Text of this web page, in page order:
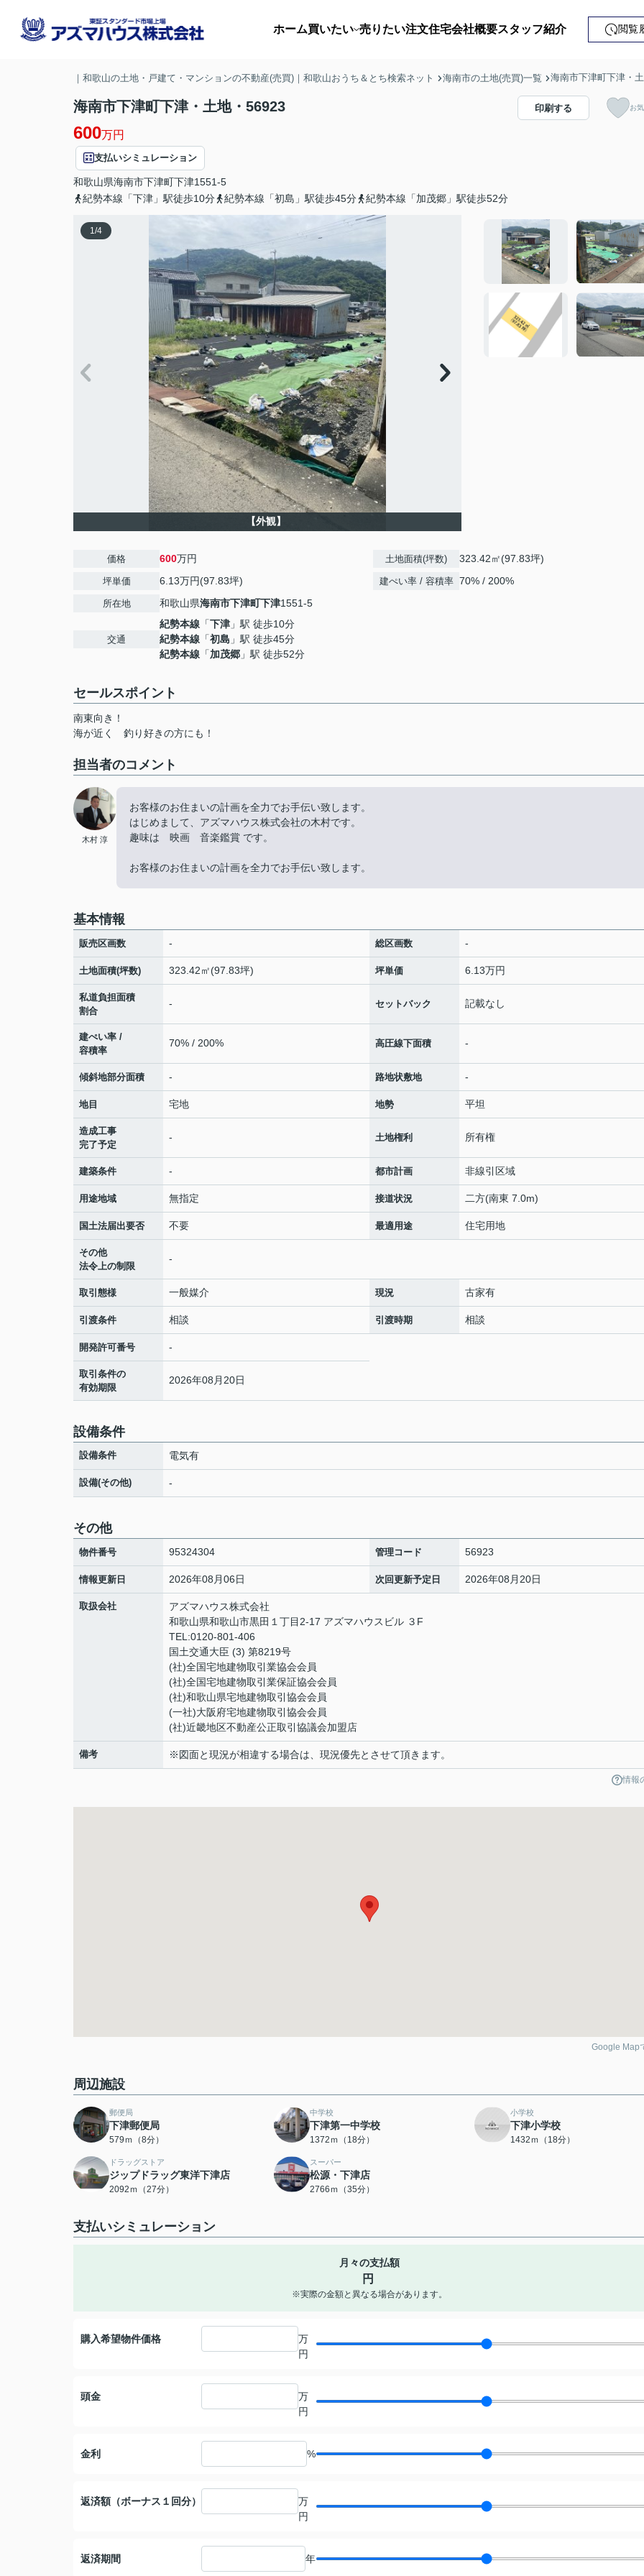
ホーム買いたい 売りたい注文住宅会社概要スタッフ紹介 閲覧
｜和歌山の土地・戸建て・マンションの不動産(売買)｜和歌山おうち＆とち検索ネット 海南市の土地(売買)一覧 海南市下津町下津・
海南市下津町下津・土地・56923
600万円
支払いシミュレーション
和歌山県海南市下津町下津1551-5
紀勢本線「下津」駅徒歩10分
紀勢本線「初島」駅徒歩45分 紀勢本線「加茂郷」駅徒歩52分
印刷する お
1 /4
【外観】
価格 600万円
坪単価 6.13万円(97.83坪)
所在地 和歌山県海南市下津町下津1551-5
交通
紀勢本線 「下津 」駅 徒歩10分
紀勢本線 「初島 」駅 徒歩45分
紀勢本線 「加茂郷 」駅 徒歩52分
土地面積(坪数) 323.42㎡(97.83坪)
建ぺい率 / 容積率 70% / 200%
セールスポイント
南東向き！
海が近く 釣り好きの方にも！
担当者のコメント
木村 淳
お客様のお住まいの計画を全力でお手伝い致します。
はじめまして、アズマハウス株式会社の木村です。
趣味は 映画 音楽鑑賞 です。
お客様のお住まいの計画を全力でお手伝い致します。
基本情報
販売区画数 - 総区画数 -
土地面積(坪数) 323.42㎡(97.83坪) 坪単価 6.13万円
私道負担面積
割合
- セットバック 記載なし
建ぺい率 /
容積率
70% / 200% 高圧線下面積 -
傾斜地部分面積 - 路地状敷地 -
地目 宅地 地勢 平坦
造成工事
完了予定
- 土地権利 所有権
建築条件 - 都市計画 非線引区域
用途地域 無指定 接道状況 二方(南東 7.0m)
国土法届出要否 不要 最適用途 住宅用地
その他
法令上の制限
-
取引態様 一般媒介 現況 古家有
引渡条件 相談 引渡時期 相談
開発許可番号 -
取引条件の
有効期限
2026年08月20日
設備条件
設備条件 電気有
設備(その他) -
その他
物件番号 95324304 管理コード 56923
情報更新日 2026年08月06日 次回更新予定日 2026年08月20日
取扱会社
アズマハウス株式会社
和歌山県和歌山市黒田１丁目2-17 アズマハウスビル ３F
TEL:0120-801-406
国土交通大臣 (3) 第8219号
(社)全国宅地建物取引業協会会員
(社)全国宅地建物取引業保証協会会員
(社)和歌山県宅地建物取引協会会員
(一社)大阪府宅地建物取引協会会員
(社)近畿地区不動産公正取引協議会加盟店
備考 ※図面と現況が相違する場合は、現況優先とさせて頂きます。
情報
Google Map
周辺施設
郵便局
下津郵便局
579ｍ（8分）
中学校
下津第一中学校
1372ｍ（18分）
小学校
下津小学校
1432ｍ（18分）
ドラッグストア
ジップドラッグ東洋下津店
2092ｍ（27分）
スーパー
松源・下津店
2766ｍ（35分）
支払いシミュレーション
月々の支払額
円
※実際の金額と異なる場合があります。
購入希望物件価格
万
円
頭金
万
円
金利 %
返済額（ボーナス１回分）
万
円
返済期間 年